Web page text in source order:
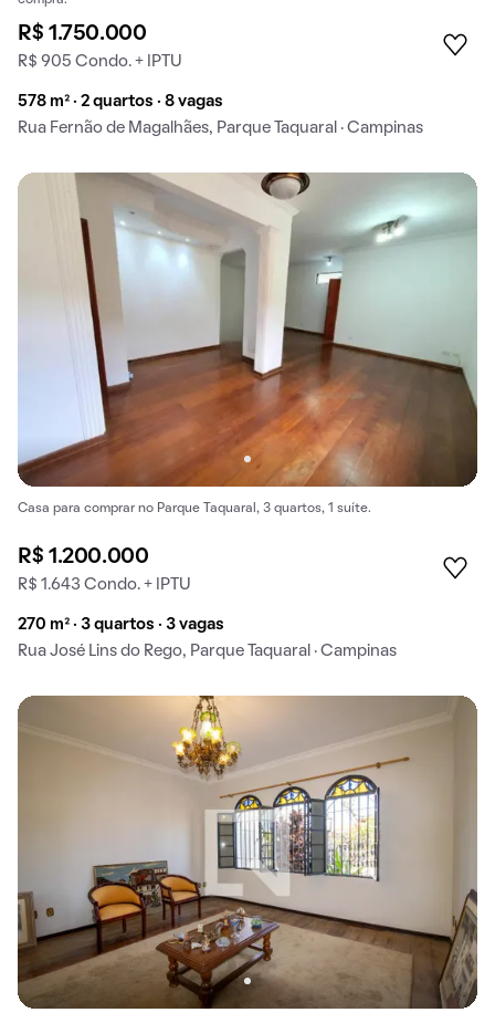
R$ 1.750.000
R$ 905 Condo. + IPTU
578 m² · 2 quartos · 8 vagas
Rua Fernão de Magalhães, Parque Taquaral · Campinas
Casa para comprar no Parque Taquaral, 3 quartos, 1 suíte.
R$ 1.200.000
R$ 1.643 Condo. + IPTU
270 m² · 3 quartos · 3 vagas
Rua José Lins do Rego, Parque Taquaral · Campinas